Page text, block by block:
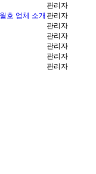
관리자
호 업체 소개 관리자
관리자
관리자
관리자
관리자
관리자